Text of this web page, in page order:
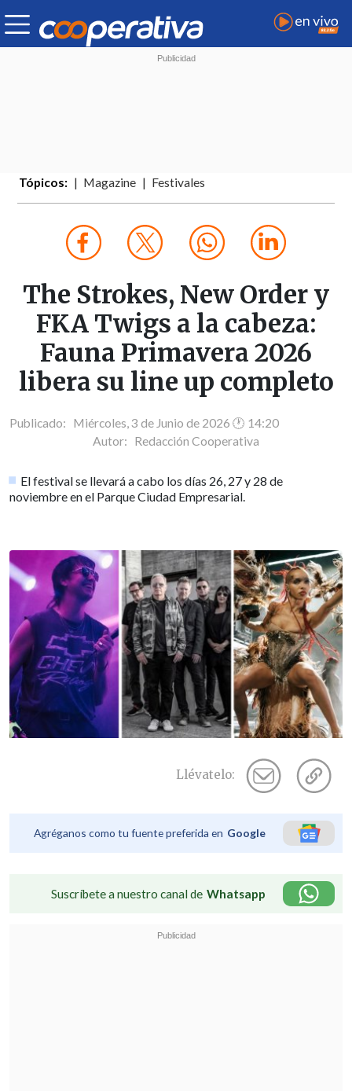
Tópicos: Magazine Festivales
The Strokes, New Order y
FKA Twigs a la cabeza:
Fauna Primavera 2026
libera su line up completo
Publicado: Miércoles, 3 de Junio de 2026 🕐 14:20
Autor: Redacción Cooperativa
El festival se llevará a cabo los días 26, 27 y 28 de
noviembre en el Parque Ciudad Empresarial.
Llévatelo:
Agréganos como tu fuente preferida en Google
Suscríbete a nuestro canal de Whatsapp